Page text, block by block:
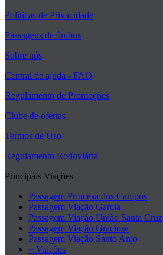
Políticas de Privacidade
Passagens de ônibus
Sobre nós
Central de ajuda - FAQ
Regulamento de Promoções
Clube de ofertas
Termos de Uso
Regulamento Rodoviária
Principais Viações
Passagem Princesa dos Campos
Passagem Viação Garcia
Passagem Viação União Santa Cruz
Passagem Viação Graciosa
Passagem Viação Santo Anjo
+ Viações